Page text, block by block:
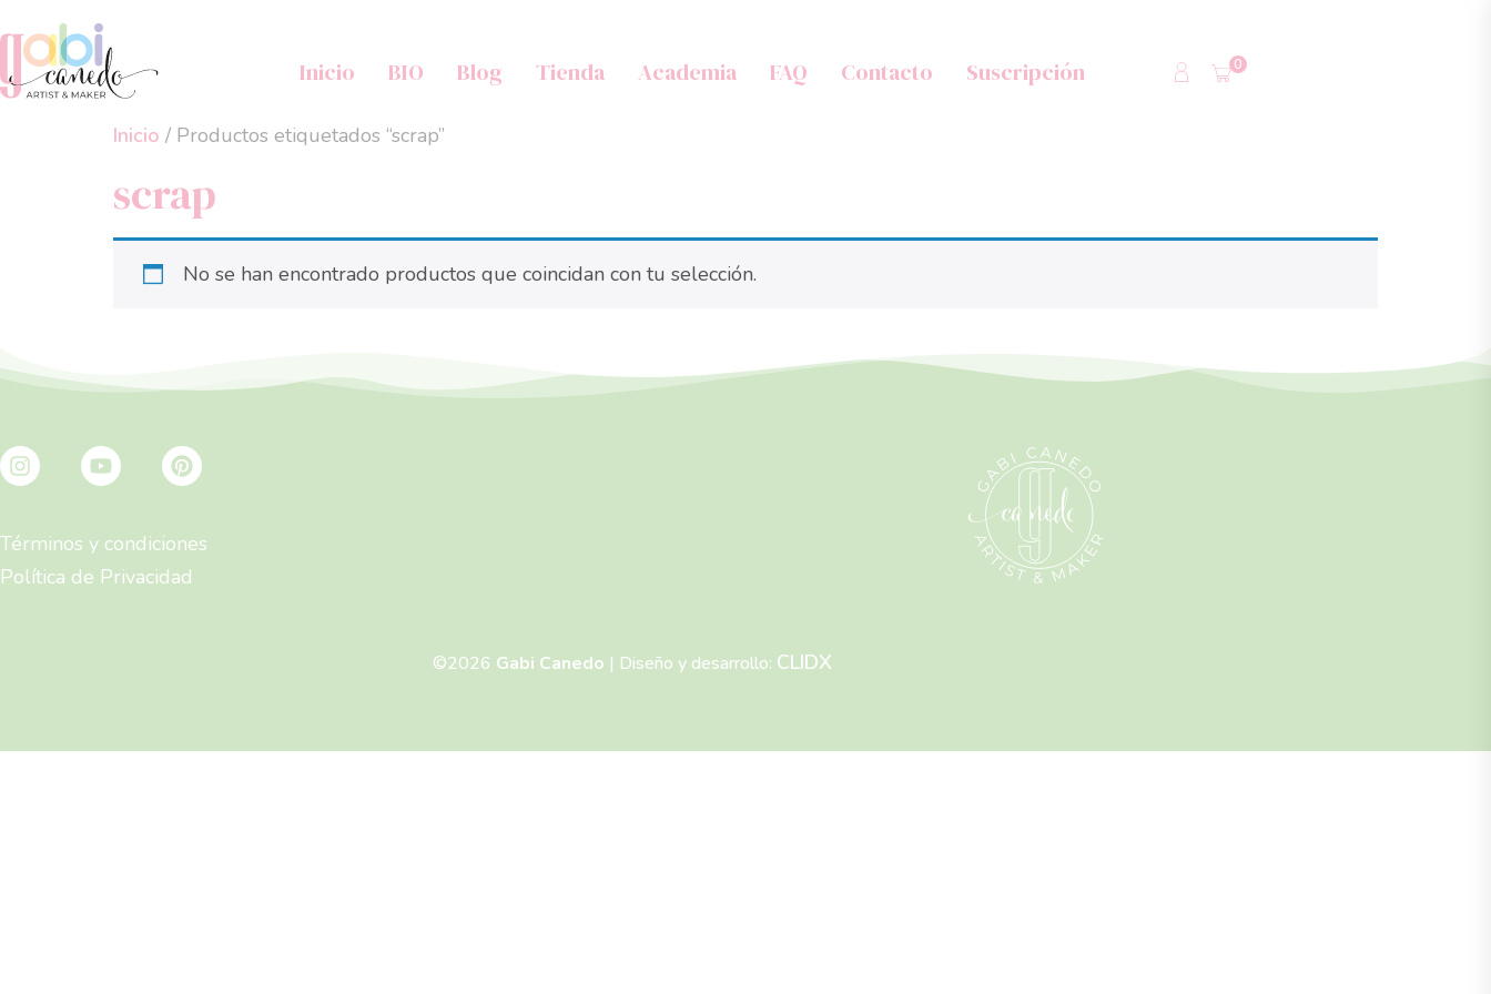
Inicio BIO Blog Tienda Academia FAQ Contacto Suscripción 0
Inicio / Productos etiquetados “scrap”
scrap
No se han encontrado productos que coincidan con tu selección.
Términos y condiciones
Política de Privacidad
©2026 Gabi Canedo | Diseño y desarrollo: CLIDX